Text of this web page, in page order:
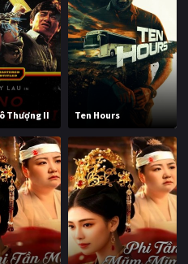
Thượng II Ten Hours